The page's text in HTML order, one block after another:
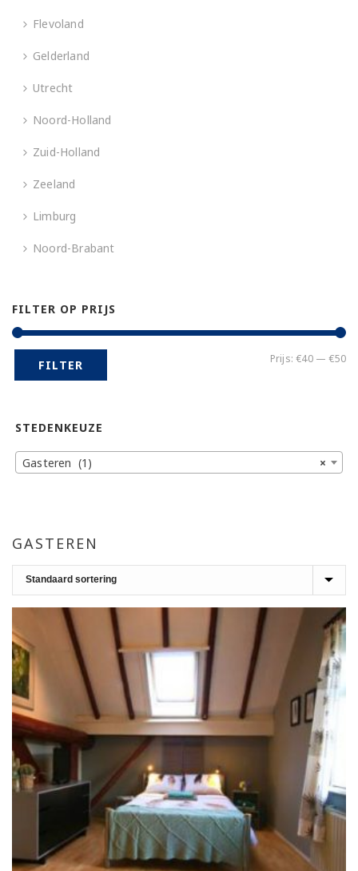
GASTEREN
Flevoland
Gelderland
Utrecht
Noord-Holland
Zuid-Holland
Zeeland
Limburg
Noord-Brabant
FILTER OP PRIJS
FILTER Prijs:€40—€50
STEDENKEUZE
×
Gasteren (1)